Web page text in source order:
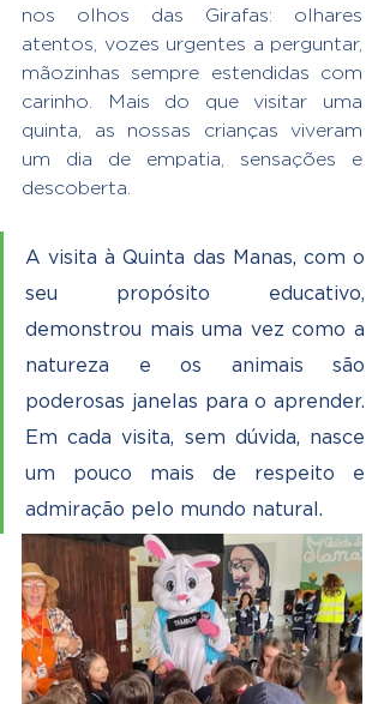
nos olhos das Girafas: olhares
atentos, vozes urgentes a perguntar,
mãozinhas sempre estendidas com
carinho. Mais do que visitar uma
quinta, as nossas crianças viveram
um dia de empatia, sensações e
descoberta.
A visita à Quinta das Manas, com o
seu propósito educativo,
demonstrou mais uma vez como a
natureza e os animais são
poderosas janelas para o aprender.
Em cada visita, sem dúvida, nasce
um pouco mais de respeito e
admiração pelo mundo natural.